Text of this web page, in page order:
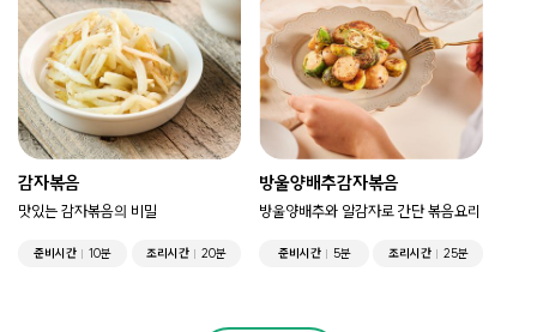
감자볶음
맛있는 감자볶음의 비밀
준비시간 10분 조리시간 20분
방울양배추감자볶음
방울양배추와 알감자로 간단 볶음요리
준비시간 5분 조리시간 25분